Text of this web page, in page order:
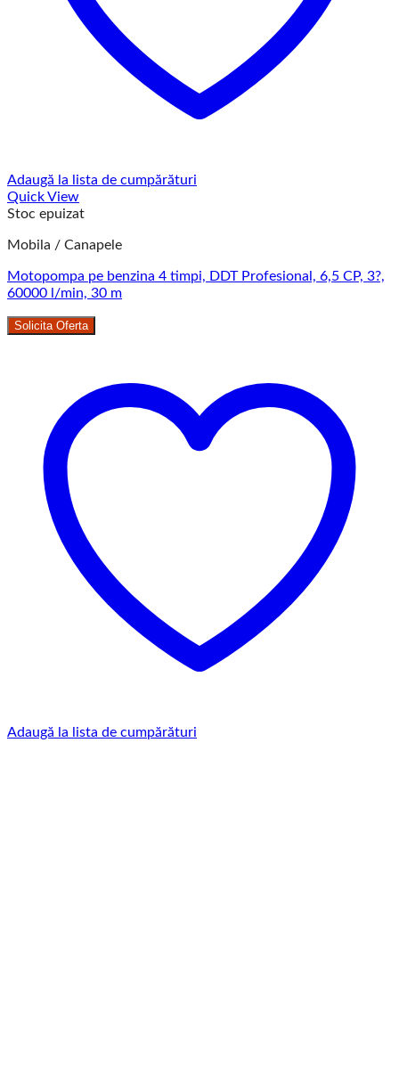
Adaugă la lista de cumpărături
Quick View
Stoc epuizat
Mobila / Canapele
Motopompa pe benzina 4 timpi, DDT Profesional, 6,5 CP, 3?,
60000 l/min, 30 m
Solicita Oferta
Adaugă la lista de cumpărături